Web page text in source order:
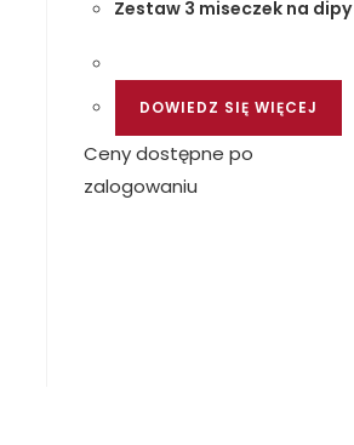
Zestaw 3 miseczek na dipy
DOWIEDZ SIĘ WIĘCEJ
Ceny dostępne po
zalogowaniu